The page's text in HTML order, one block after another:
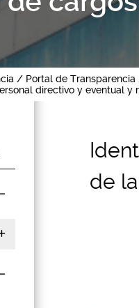
Portal de Transparencia
directivo y eventual y
de